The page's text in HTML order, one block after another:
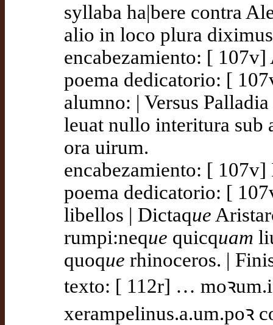
syllaba ha|bere contra
alio in loco plura
encabezamiento: [
poema dedicatorio: [
alumno: | Versus
leuat nullo interitura sub
ora uirum.
encabezamiento: [
poema dedicatorio: [
libellos | Dictaque
rumpi:neque quicquam
quoque rhinoceros. |
texto: [ 112r] …
xerampelinus.a.um.poꝛ